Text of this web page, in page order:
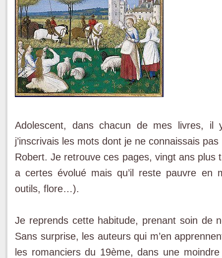
Adolescent, dans chacun de mes livres, il
j’inscrivais les mots dont je ne connaissais
Robert. Je retrouve ces pages, vingt ans
a certes évolué mais qu’il reste pauvre en
outils, flore…).
Je reprends cette habitude, prenant soin de
Sans surprise, les auteurs qui m’en
les romanciers du 19ème, dans une